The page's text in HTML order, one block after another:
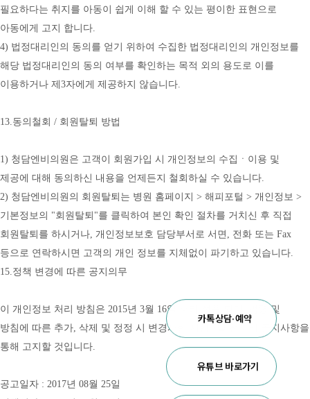
필요하다는 취지를 아동이 쉽게 이해 할 수 있는 평이한 표현으로
아동에게 고지 합니다.
4) 법정대리인의 동의를 얻기 위하여 수집한 법정대리인의 개인정보를
해당 법정대리인의 동의 여부를 확인하는 목적 외의 용도로 이를
이용하거나 제3자에게 제공하지 않습니다.
13.동의철회 / 회원탈퇴 방법
1) 청담엔비의원은 고객이 회원가입 시 개인정보의 수집ㆍ이용 및
제공에 대해 동의하신 내용을 언제든지 철회하실 수 있습니다.
2) 청담엔비의원의 회원탈퇴는 병원 홈페이지 > 해피포털 > 개인정보 >
기본정보의 "회원탈퇴"를 클릭하여 본인 확인 절차를 거치신 후 직접
회원탈퇴를 하시거나, 개인정보보호 담당부서로 서면, 전화 또는 Fax
등으로 연락하시면 고객의 개인 정보를 지체없이 파기하고 있습니다.
15.정책 변경에 따른 공지의무
이 개인정보 처리 방침은 2015년 3월 16일 부터 적용 되며, 법령 및
방침에 따른 추가, 삭제 및 정정 시 변경사항 시행 7일 전부터 공지사항을
통해 고지할 것입니다.
공고일자 : 2017년 08월 25일
카톡상담·예약
유튜브 바로가기